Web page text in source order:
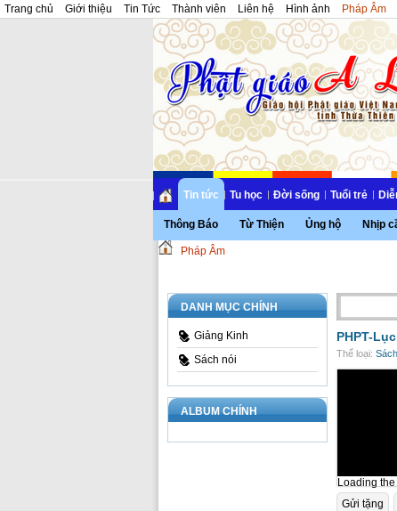
Trang chủ Giới thiệu Tin Tức Thành viên Liên hệ Hình ảnh Pháp Âm
Tin tức
Thông Báo Từ Thiện Ủng hộ Nhịp
Tu học Đời sống Tuổi trẻ
Pháp Âm
DANH MỤC CHÍNH
Giảng Kinh
Sách nói
ALBUM CHÍNH
PHPT-
Thể loại:
Loading
Gửi tặng